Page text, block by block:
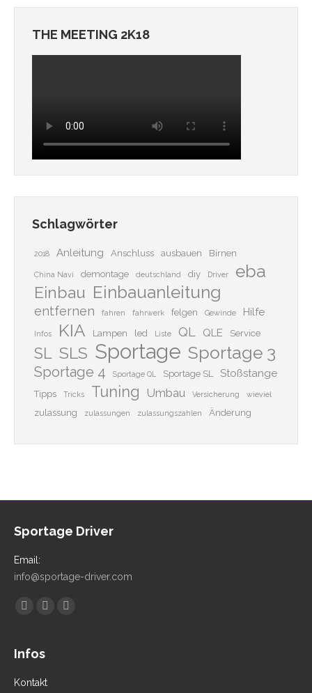
THE MEETING 2K18
Schlagwörter
2018 Anleitung Anschluss ausbauen Birnen
China Navi demontage deutschland diy Driver eba
Einbau Einbauanleitung
entfernen fahren fahrwerk felgen Gewinde Hilfe
Infos KIA Lampen led Liste QL QLE Service
SL SLS Sportage Sportage 3
Sportage 4 Sportage QL Sportage SL Stoßstange
Tipps Tricks Tuning Umbau Versicherung wieviel
zulassung zulassungen zulassungszahlen Änderung
Sportage Driver
Email:
info@sportage-driver.com
Finden Sie uns auf:
Infos
Kontakt